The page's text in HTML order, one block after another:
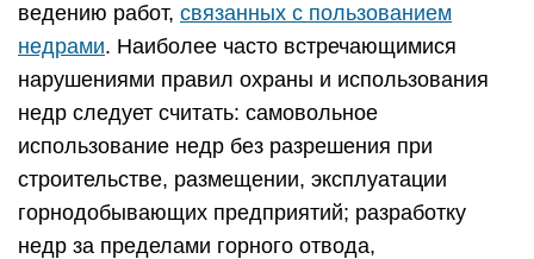
ведению работ, связанных с пользованием
недрами. Наиболее часто встречающимися
нарушениями правил охраны и использования
недр следует считать: самовольное
использование недр без разрешения при
строительстве, размещении, эксплуатации
горнодобывающих предприятий; разработку
недр за пределами горного отвода,